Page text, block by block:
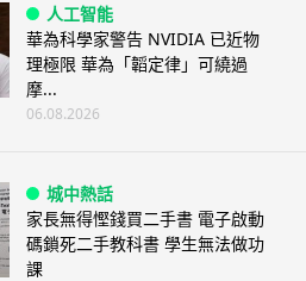
人工智能
華為科學家警告 NVIDIA 已近物
理極限 華為「韜定律」可繞過
摩...
06.08.2026
城中熱話
家長無得慳錢買二手書 電子啟動
碼鎖死二手教科書 學生無法做功
課